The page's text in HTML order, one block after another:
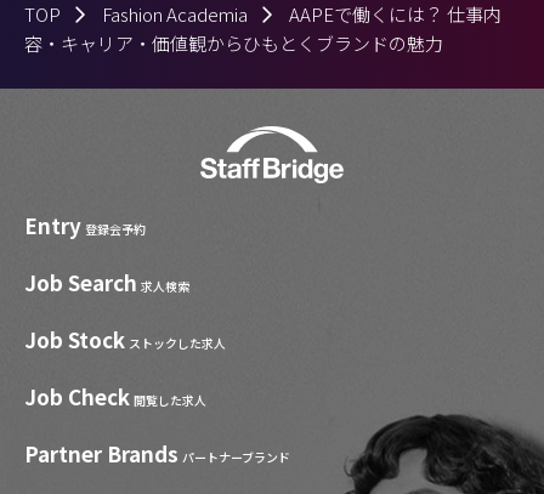
TOP Fashion Academia
AAPEで働くには？ 仕事内
容・キャリア・価値観からひもとくブランドの魅力
Entry 登録会予約
Job Search 求人検索
Job Stock ストックした求人
Job Check 閲覧した求人
Partner Brands パートナーブランド